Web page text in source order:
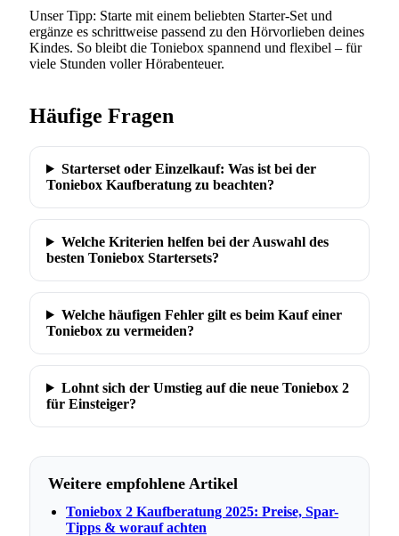
Unser Tipp: Starte mit einem beliebten Starter-Set und
ergänze es schrittweise passend zu den Hörvorlieben deines
Kindes. So bleibt die Toniebox spannend und flexibel – für
viele Stunden voller Hörabenteuer.
Häufige Fragen
Starterset oder Einzelkauf: Was ist bei der
Toniebox Kaufberatung zu beachten?
Welche Kriterien helfen bei der Auswahl des
besten Toniebox Startersets?
Welche häufigen Fehler gilt es beim Kauf einer
Toniebox zu vermeiden?
Lohnt sich der Umstieg auf die neue Toniebox 2
für Einsteiger?
Weitere empfohlene Artikel
Toniebox 2 Kaufberatung 2025: Preise, Spar-
Tipps & worauf achten